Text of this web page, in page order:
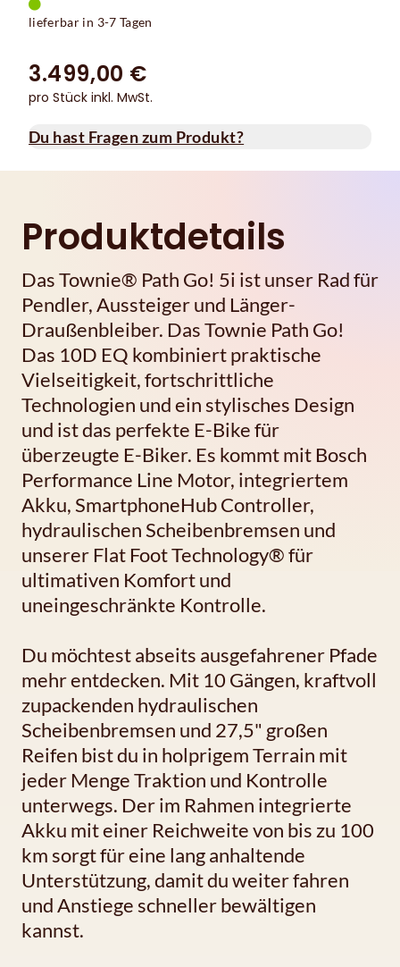
lieferbar in 3-7 Tagen
3.499,00 €
pro Stück inkl. MwSt.
Du hast Fragen zum Produkt?
Produktdetails
Das Townie® Path Go! 5i ist unser Rad für
Pendler, Aussteiger und Länger-
Draußenbleiber. Das Townie Path Go!
Das 10D EQ kombiniert praktische
Vielseitigkeit, fortschrittliche
Technologien und ein stylisches Design
und ist das perfekte E-Bike für
überzeugte E-Biker. Es kommt mit Bosch
Performance Line Motor, integriertem
Akku, SmartphoneHub Controller,
hydraulischen Scheibenbremsen und
unserer Flat Foot Technology® für
ultimativen Komfort und
uneingeschränkte Kontrolle.
Du möchtest abseits ausgefahrener Pfade
mehr entdecken. Mit 10 Gängen, kraftvoll
zupackenden hydraulischen
Scheibenbremsen und 27,5" großen
Reifen bist du in holprigem Terrain mit
jeder Menge Traktion und Kontrolle
unterwegs. Der im Rahmen integrierte
Akku mit einer Reichweite von bis zu 100
km sorgt für eine lang anhaltende
Unterstützung, damit du weiter fahren
und Anstiege schneller bewältigen
kannst.